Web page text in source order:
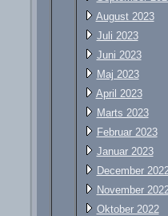
August 2023
Juli 2023
Juni 2023
Maj 2023
April 2023
Marts 2023
Februar 2023
Januar 2023
December
November
Oktober 2022